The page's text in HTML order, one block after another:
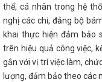
thể, cá nhân trong hệ
nghị các chi, đảng bộ
khai thực hiện đảm bảo
trên hiệu quả công việc,
gắn với vị trí việc làm,
lượng, đảm bảo theo các